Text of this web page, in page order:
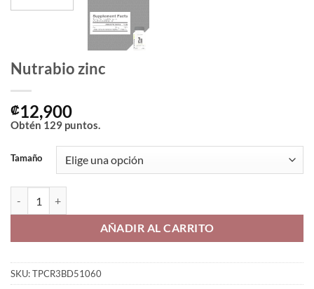
Nutrabio zinc
₡12,900
Obtén 129 puntos.
Tamaño
AÑADIR AL CARRITO
SKU:TPCR3BD51060